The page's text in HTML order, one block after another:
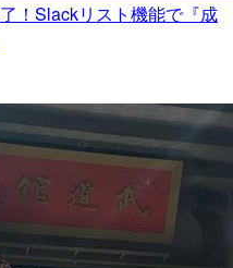
！Slackリスト機能で『成